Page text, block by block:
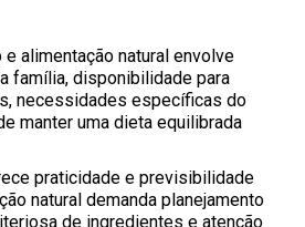
alimentação natural envolve
família, disponibilidade para
necessidades específicas do
manter uma dieta equilibrada
praticidade e previsibilidade
natural demanda planejamento
de ingredientes e atenção